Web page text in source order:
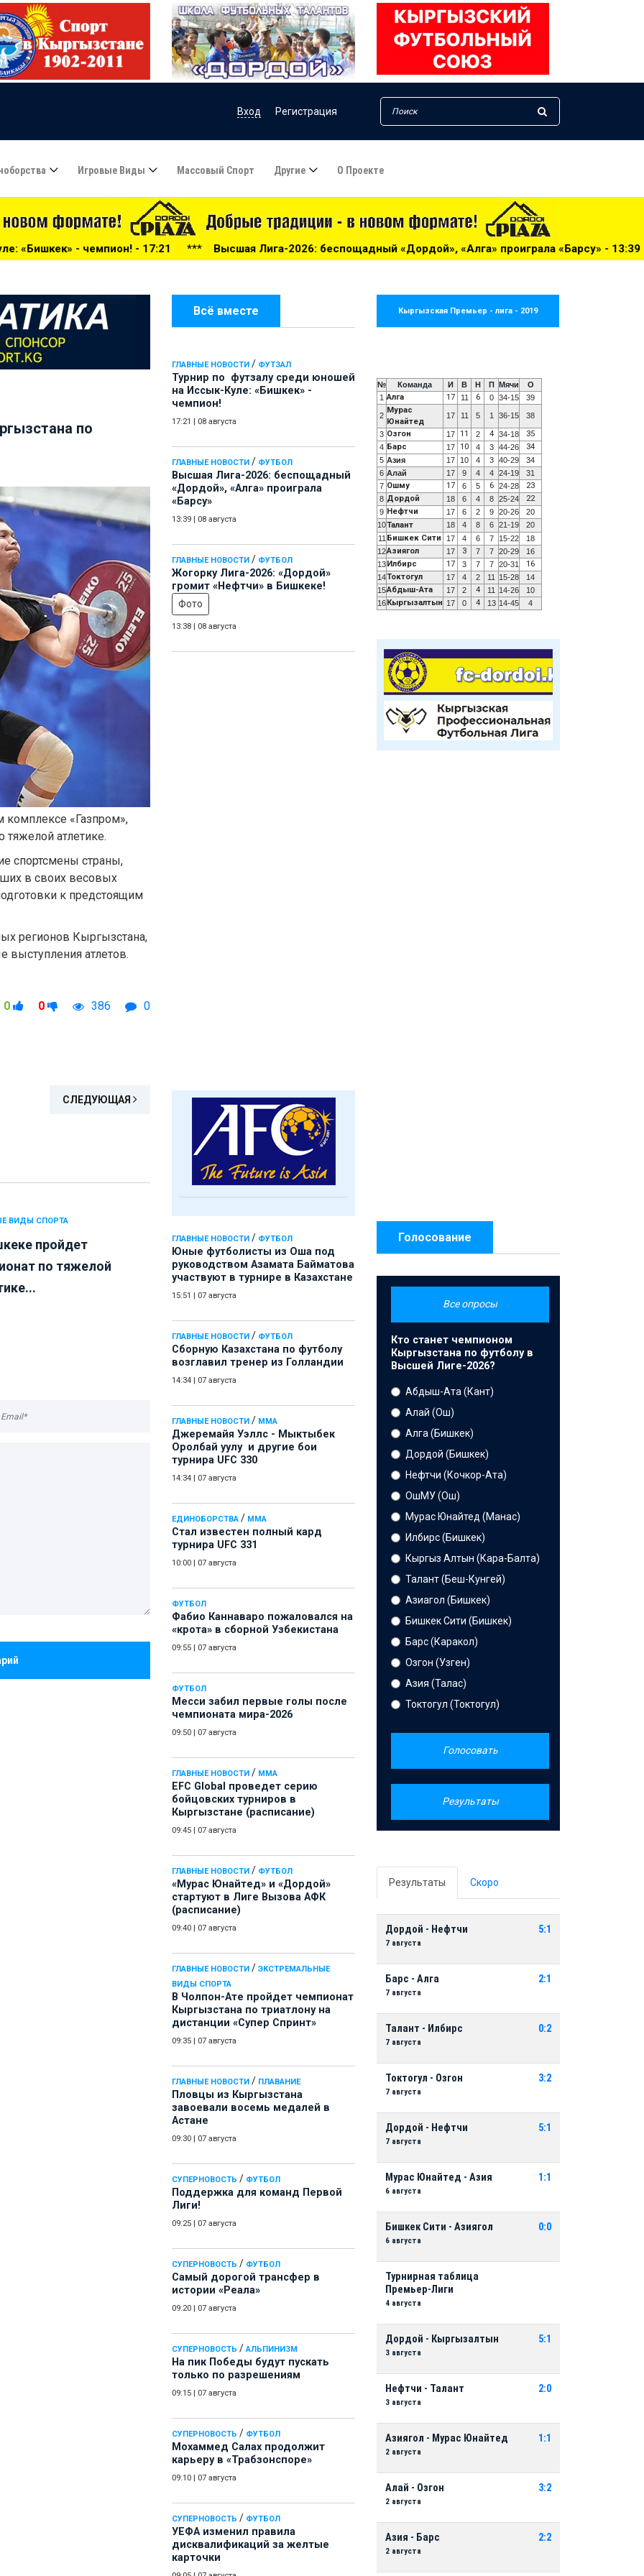
Вход Регистрация
Игровые Виды Массовый Спорт Другие О Проекте
17:21 *** Высшая Лига-2026: беспощадный «Дордой», «Алга» проиграла «Барсу» - 13:39 ***Жогорку Лига-
Всё вместе
ГЛАВНЫЕ НОВОСТИ / ФУТЗАЛ
Турнир по футзалу среди юношей
на Иссык-Куле: «Бишкек» -
чемпион!
17:21 08 августа
ГЛАВНЫЕ НОВОСТИ / ФУТБОЛ
Высшая Лига-2026: беспощадный
«Дордой», «Алга» проиграла
«Барсу»
13:39 08 августа
ГЛАВНЫЕ НОВОСТИ / ФУТБОЛ
Жогорку Лига-2026: «Дордой»
громит «Нефтчи» в Бишкеке!
Фото
13:38 08 августа
ГЛАВНЫЕ НОВОСТИ / ФУТБОЛ
Юные футболисты из Оша под
руководством Азамата Байматова
участвуют в турнире в Казахстане
15:51 07 августа
ГЛАВНЫЕ НОВОСТИ / ФУТБОЛ
Сборную Казахстана по футболу
возглавил тренер из Голландии
14:34 07 августа
ГЛАВНЫЕ НОВОСТИ / ММА
Джеремайя Уэллс - Мыктыбек
Оролбай уулу и другие бои
турнира UFC 330
14:34 07 августа
ЕДИНОБОРСТВА / ММА
Стал известен полный кард
турнира UFC 331
10:00 07 августа
ФУТБОЛ
Фабио Каннаваро пожаловался на
«крота» в сборной Узбекистана
09:55 07 августа
ФУТБОЛ
Месси забил первые голы после
чемпионата мира-2026
09:50 07 августа
ГЛАВНЫЕ НОВОСТИ / ММА
EFC Global проведет серию
бойцовских турниров в
Кыргызстане (расписание)
09:45 07 августа
ГЛАВНЫЕ НОВОСТИ / ФУТБОЛ
«Мурас Юнайтед» и «Дордой»
стартуют в Лиге Вызова АФК
(расписание)
09:40 07 августа
ГЛАВНЫЕ НОВОСТИ / ЭКСТРЕМАЛЬНЫЕ
ВИДЫ СПОРТА
В Чолпон-Ате пройдет чемпионат
Кыргызстана по триатлону на
дистанции «Супер Спринт»
09:35 07 августа
ГЛАВНЫЕ НОВОСТИ / ПЛАВАНИЕ
Пловцы из Кыргызстана
завоевали восемь медалей в
Астане
09:30 07 августа
СУПЕРНОВОСТЬ / ФУТБОЛ
Поддержка для команд Первой
Лиги!
09:25 07 августа
СУПЕРНОВОСТЬ / ФУТБОЛ
Самый дорогой трансфер в
истории «Реала»
09:20 07 августа
СУПЕРНОВОСТЬ / АЛЬПИНИЗМ
На пик Победы будут пускать
только по разрешениям
09:15 07 августа
СУПЕРНОВОСТЬ / ФУТБОЛ
Мохаммед Салах продолжит
карьеру в «Трабзонспоре»
09:10 07 августа
СУПЕРНОВОСТЬ / ФУТБОЛ
УЕФА изменил правила
дисквалификаций за желтые
карточки
по
комплексе «Газпром»,
тяжелой атлетике.
спортсмены страны,
в своих весовых
к предстоящим
регионов Кыргызстана,
выступления атлетов.
0 0 386 0
СЛЕДУЮЩАЯ
ВИДЫ СПОРТА
пройдет
по тяжелой
Кыргызская Премьер - лига - 2019
№ Команда И В Н П Мячи
О
1 Алга 17 11 6 0 34-15 39
2
Мурас
Юнайтед
17 11 5 1 36-15 38
3 Озгон 17 11 2 4 34-18 35
4 Барс 17 10 4 3 44-26 34
5 Азия 17 10 4 3 40-29
34
6 Алай 17 9 4 4 24-19
31
7 Ошму 17 6 5 6 24-28 23
8 Дордой 18 6 4 8 25-24 22
9 Нефтчи 17 6 2 9 20-26
20
10Талант 18 4 8 6 21-19
20
11 Бишкек Сити 17 4 6 7 15-22
18
12Азиягол 17 3 7 7 20-29
16
13 Илбирс 17 3 7 7 20-31 16
14Токтогул 17 4 2 11 15-28
14
15Абдыш-Ата 17 2 4 11 14-26
10
16 Кыргызалтын 17 0 4 13 14-45 4
Голосование
Все опросы
Кто станет чемпионом
Кыргызстана по футболу в
Высшей Лиге-2026?
Абдыш-Ата (Кант)
Алай (Ош)
Алга (Бишкек)
Дордой (Бишкек)
Нефтчи (Кочкор-Ата)
ОшМУ (Ош)
Мурас Юнайтед (Манас)
Илбирс (Бишкек)
Кыргыз Алтын (Кара-Балта)
Талант (Беш-Кунгей)
Азиагол (Бишкек)
Бишкек Сити (Бишкек)
Барс (Каракол)
Озгон (Узген)
Азия (Талас)
Токтогул (Токтогул)
Голосовать
Результаты
Результаты Скоро
Дордой - Нефтчи
7 августа
5:1
Барс - Алга
7 августа
2:1
Талант - Илбирс
7 августа
0:2
Токтогул - Озгон
7 августа
3:2
Дордой - Нефтчи
7 августа
5:1
Мурас Юнайтед - Азия
6 августа
1:1
Бишкек Сити - Азиягол
6 августа
0:0
Турнирная таблица
Премьер-Лиги
4 августа
Дордой - Кыргызалтын
3 августа
5:1
Нефтчи - Талант
3 августа
2:0
Азиягол - Мурас Юнайтед
2 августа
1:1
Алай - Озгон
2 августа
3:2
Азия - Барс
2 августа
2:2